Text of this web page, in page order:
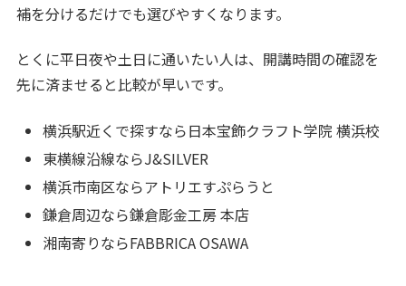
補を分けるだけでも選びやすくなります。
とくに平日夜や土日に通いたい人は、開講時間の確認を
先に済ませると比較が早いです。
横浜駅近くで探すなら日本宝飾クラフト学院 横浜校
東横線沿線ならJ&SILVER
横浜市南区ならアトリエすぷらうと
鎌倉周辺なら鎌倉彫金工房 本店
湘南寄りならFABBRICA OSAWA